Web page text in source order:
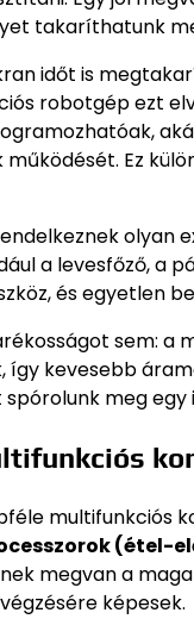
takaríthatunk
időt is
robotgép ezt
Ez
a levesfőző, a
és egyetlen
sem:
kevesebb
meg
multifunkciós
(étel-
megvan a
képesek.